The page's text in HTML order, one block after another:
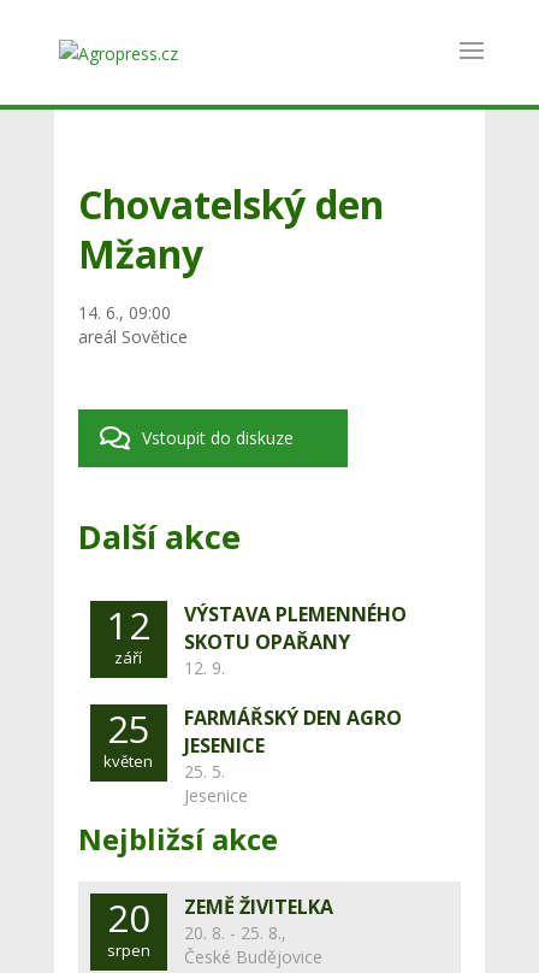
Chovatelský den
Mžany
14. 6., 09:00
areál Sovětice
Vstoupit do diskuze
Další akce
12
září
VÝSTAVA PLEMENNÉHO
SKOTU OPAŘANY
12. 9.
25
květen
FARMÁŘSKÝ DEN AGRO
JESENICE
25. 5.
Jesenice
Nejbližsí akce
20
srpen
ZEMĚ ŽIVITELKA
20. 8. - 25. 8.,
České Budějovice